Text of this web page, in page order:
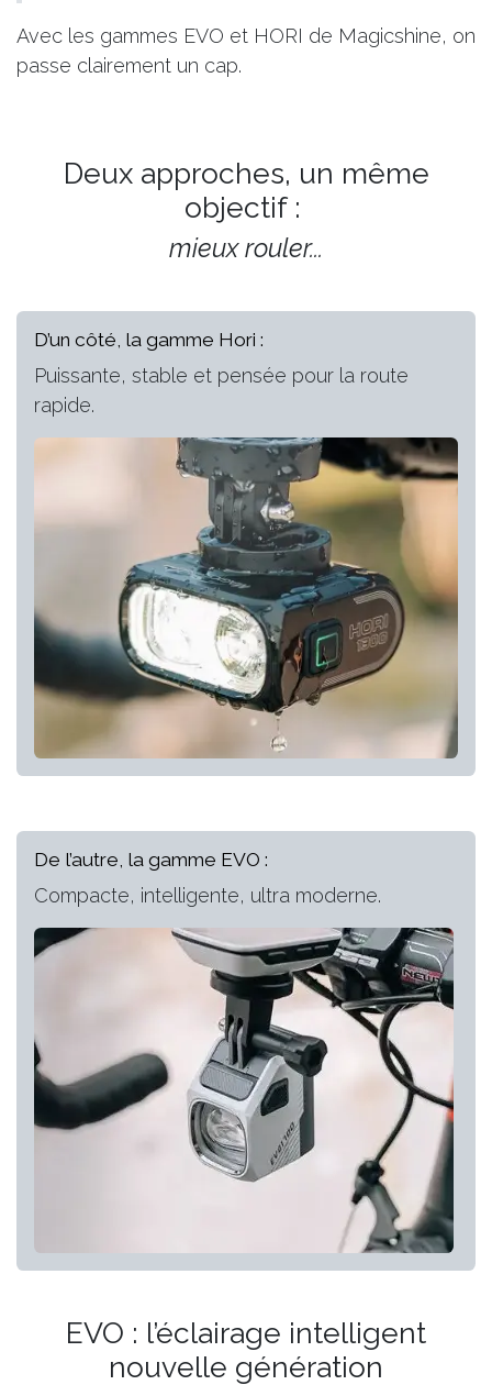
Avec les gammes EVO et HORI de Magicshine, on
passe clairement un cap.
Deux approches, un même
objectif :
mieux rouler...
D’un côté, la gamme Hori :
Puissante, stable et pensée pour la route
rapide.
De l’autre, la gamme EVO :
Compacte, intelligente, ultra moderne.
EVO : l’éclairage intelligent
nouvelle génération